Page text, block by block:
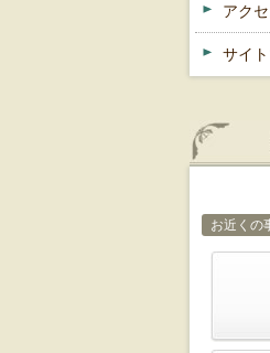
アク
サイ
お近くの